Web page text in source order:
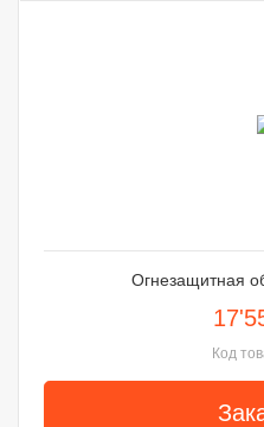
Огнезащитная
Код